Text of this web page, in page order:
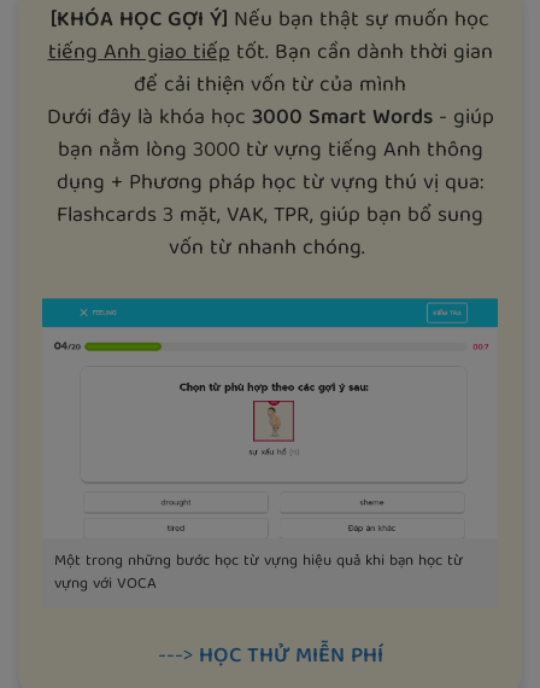
[KHÓA HỌC GỢI Ý] Nếu bạn thật sự muốn học
tiếng Anh giao tiếptốt. Bạn cần dành thời gian
để cải thiện vốn từ của mình
Dưới đây là khóa học3000 Smart Words- giúp
bạn nằm lòng 3000 từ vựng tiếng Anh thông
dụng + Phương pháp học từ vựng thú vị qua:
Flashcards 3 mặt, VAK, TPR, giúp bạn bổ sung
vốn từ nhanh chóng.
Một trong những bước học từ vựng hiệu quả khi bạn học từ
vựng với VOCA
--->HỌC THỬ MIỄN PHÍ